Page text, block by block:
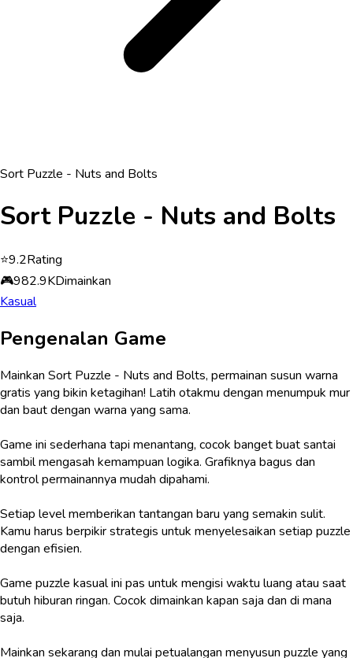
Sort Puzzle - Nuts and Bolts
Sort Puzzle - Nuts and Bolts
⭐9.2Rating
🎮982.9KDimainkan
Kasual
Pengenalan Game
Mainkan Sort Puzzle - Nuts and Bolts, permainan susun warna
gratis yang bikin ketagihan! Latih otakmu dengan menumpuk mur
dan baut dengan warna yang sama.
Game ini sederhana tapi menantang, cocok banget buat santai
sambil mengasah kemampuan logika. Grafiknya bagus dan
kontrol permainannya mudah dipahami.
Setiap level memberikan tantangan baru yang semakin sulit.
Kamu harus berpikir strategis untuk menyelesaikan setiap puzzle
dengan efisien.
Game puzzle kasual ini pas untuk mengisi waktu luang atau saat
butuh hiburan ringan. Cocok dimainkan kapan saja dan di mana
saja.
Mainkan sekarang dan mulai petualangan menyusun puzzle yang